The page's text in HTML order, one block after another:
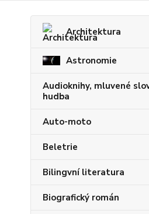
Architektura
Astronomie
Audioknihy, mluvené
hudba
Auto-moto
Beletrie
Bilingvní literatura
Biografický román